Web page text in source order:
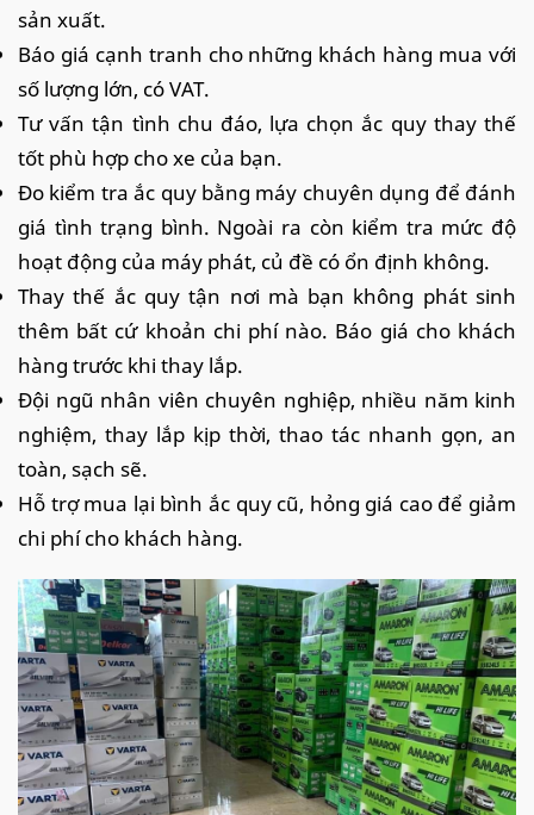
sản xuất.
Báo giá cạnh tranh cho những khách hàng mua với
số lượng lớn, có VAT.
Tư vấn tận tình chu đáo, lựa chọn ắc quy thay thế
tốt phù hợp cho xe của bạn.
Đo kiểm tra ắc quy bằng máy chuyên dụng để đánh
giá tình trạng bình. Ngoài ra còn kiểm tra mức độ
hoạt động của máy phát, củ đề có ổn định không.
Thay thế ắc quy tận nơi mà bạn không phát sinh
thêm bất cứ khoản chi phí nào. Báo giá cho khách
hàng trước khi thay lắp.
Đội ngũ nhân viên chuyên nghiệp, nhiều năm kinh
nghiệm, thay lắp kịp thời, thao tác nhanh gọn, an
toàn, sạch sẽ.
Hỗ trợ mua lại bình ắc quy cũ, hỏng giá cao để giảm
chi phí cho khách hàng.